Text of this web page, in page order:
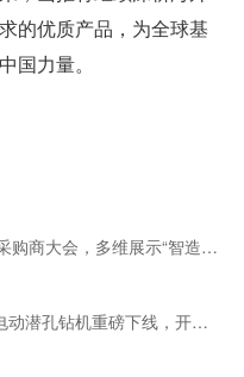
的优质产品，为全球基
国力量。
临工集团亮相第三届临沂商城国际采购商大会，多维展示“智造”实力与绿色成果
企业动态 | 山河智能SWDE165EB电动潜孔钻机重磅下线，开启绿色钻爆新时代